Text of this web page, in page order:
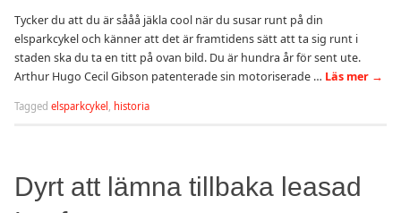
Tycker du att du är sååå jäkla cool när du susar runt på din
elsparkcykel och känner att det är framtidens sätt att ta sig runt i
staden ska du ta en titt på ovan bild. Du är hundra år för sent ute.
Arthur Hugo Cecil Gibson patenterade sin motoriserade … Läs mer →
Tagged elsparkcykel historia
Dyrt att lämna tillbaka leasad